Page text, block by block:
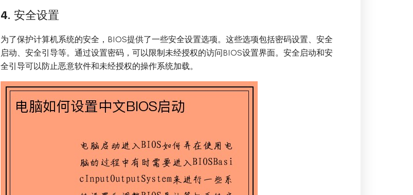
4. 安全设置
为了保护计算机系统的安全，BIOS提供了一些安全设置选项。这些选项包括密码设置、安全
启动、安全引导等。通过设置密码，可以限制未经授权的访问BIOS设置界面。安全启动和安
全引导可以防止恶意软件和未经授权的操作系统加载。